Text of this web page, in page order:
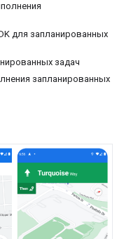
для запланированных
задач
запланированных